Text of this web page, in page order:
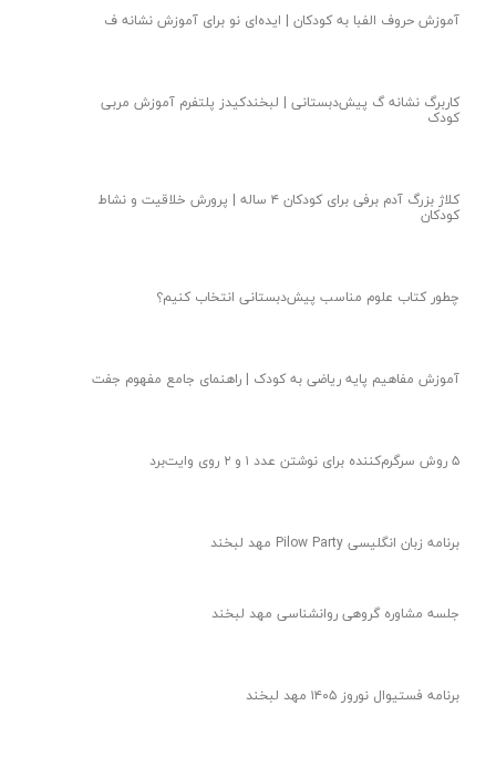
آموزش حروف الفبا به کودکان | ایده‌ای نو‌ برای آموزش نشانه ف
کاربرگ نشانه گ پیش‌دبستانی | لبخندکیدز پلتفرم آموزش مربی
کودک
کلاژ بزرگ آدم برفی برای کودکان ۴ ساله | پرورش خلاقیت و نشاط
کودکان
چطور کتاب علوم مناسب پیش‌دبستانی انتخاب کنیم؟
آموزش مفاهیم پایه ریاضی به کودک | راهنمای جامع مفهوم جفت
۵ روش سرگرم‌کننده برای نوشتن عدد ۱ و ۲ روی وایت‌برد
برنامه زبان انگلیسی Pilow Party مهد لبخند
جلسه مشاوره گروهی روانشناسی مهد لبخند
برنامه فستیوال نوروز ۱۴۰۵ مهد لبخند